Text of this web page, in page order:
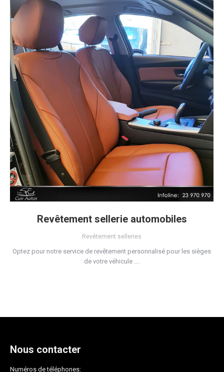
Revêtement sellerie automobiles
Revêtement selleries
Optez pour notre service de revêtement personnalisé pour les sièges
de votre véhicule ….
Nous contacter
Numéros de téléphones: